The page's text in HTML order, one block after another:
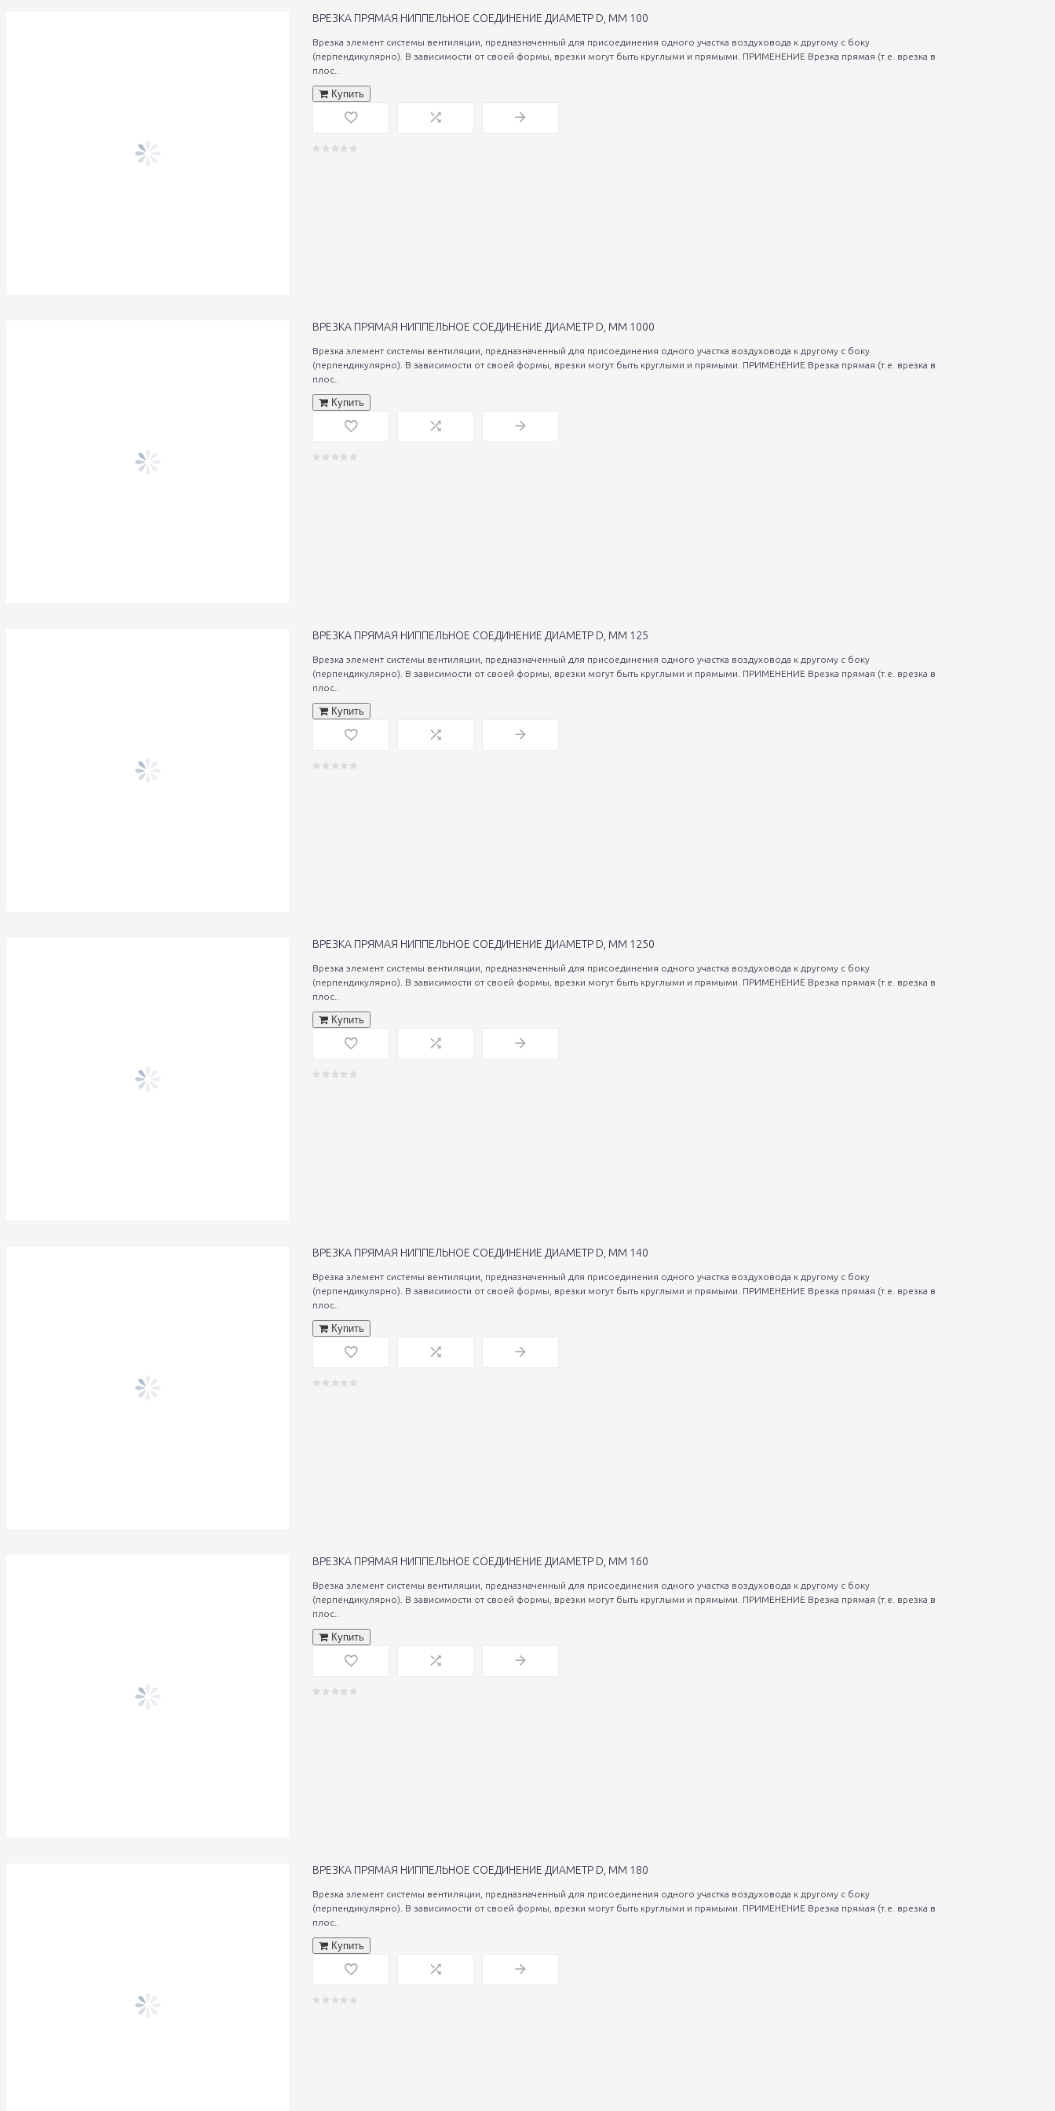
ВРЕЗКА ПРЯМАЯ НИППЕЛЬНОЕ СОЕДИНЕНИЕ ДИАМЕТР D, ММ 100
Врезка элемент системы вентиляции, предназначенный для присоединения одного участка воздуховода к другому с боку
(перпендикулярно). В зависимости от своей формы, врезки могут быть круглыми и прямыми. ПРИМЕНЕНИЕ Врезка прямая (т.е. врезка в
плос..
Купить
ВРЕЗКА ПРЯМАЯ НИППЕЛЬНОЕ СОЕДИНЕНИЕ ДИАМЕТР D, ММ 1000
Врезка элемент системы вентиляции, предназначенный для присоединения одного участка воздуховода к другому с боку
(перпендикулярно). В зависимости от своей формы, врезки могут быть круглыми и прямыми. ПРИМЕНЕНИЕ Врезка прямая (т.е. врезка в
плос..
Купить
ВРЕЗКА ПРЯМАЯ НИППЕЛЬНОЕ СОЕДИНЕНИЕ ДИАМЕТР D, ММ 125
Врезка элемент системы вентиляции, предназначенный для присоединения одного участка воздуховода к другому с боку
(перпендикулярно). В зависимости от своей формы, врезки могут быть круглыми и прямыми. ПРИМЕНЕНИЕ Врезка прямая (т.е. врезка в
плос..
Купить
ВРЕЗКА ПРЯМАЯ НИППЕЛЬНОЕ СОЕДИНЕНИЕ ДИАМЕТР D, ММ 1250
Врезка элемент системы вентиляции, предназначенный для присоединения одного участка воздуховода к другому с боку
(перпендикулярно). В зависимости от своей формы, врезки могут быть круглыми и прямыми. ПРИМЕНЕНИЕ Врезка прямая (т.е. врезка в
плос..
Купить
ВРЕЗКА ПРЯМАЯ НИППЕЛЬНОЕ СОЕДИНЕНИЕ ДИАМЕТР D, ММ 140
Врезка элемент системы вентиляции, предназначенный для присоединения одного участка воздуховода к другому с боку
(перпендикулярно). В зависимости от своей формы, врезки могут быть круглыми и прямыми. ПРИМЕНЕНИЕ Врезка прямая (т.е. врезка в
плос..
Купить
ВРЕЗКА ПРЯМАЯ НИППЕЛЬНОЕ СОЕДИНЕНИЕ ДИАМЕТР D, ММ 160
Врезка элемент системы вентиляции, предназначенный для присоединения одного участка воздуховода к другому с боку
(перпендикулярно). В зависимости от своей формы, врезки могут быть круглыми и прямыми. ПРИМЕНЕНИЕ Врезка прямая (т.е. врезка в
плос..
Купить
ВРЕЗКА ПРЯМАЯ НИППЕЛЬНОЕ СОЕДИНЕНИЕ ДИАМЕТР D, ММ 180
Врезка элемент системы вентиляции, предназначенный для присоединения одного участка воздуховода к другому с боку
(перпендикулярно). В зависимости от своей формы, врезки могут быть круглыми и прямыми. ПРИМЕНЕНИЕ Врезка прямая (т.е. врезка в
плос..
Купить